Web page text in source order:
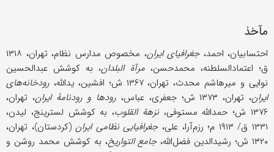
مآخذ
احتسابیان، احمد، جغرافیای ایران
، مخصوص مدارس نظام، تهران، ۱۳۱۸
ق؛ اعتمادالسلطنه، محمدحسن،مرآة البلدان، به کوشش عبدالحسین
نوایی و میرهاشم محدث، تهران، ۱۳۶۷ ش؛ افشین، یدالله،
رودخانه‌های
ایران، تهران، ۱۳۷۳ ش؛ جعفری، عباس، رودها و رودنامۀ ایران، تهران،
۱۳۷۶ ش؛ حمدالله مستوفی،
نزهة القلوب، به کوشش لسترینج، لیدن،
۱۳۳۱ ق/ ۱۹۱۳ م؛ رزم‌آرا، علی،
جغرافیایی نظامی ایران(کردستان)، تهران،
۱۳۲۰ ش؛ رشیدالدین فضل‌الله،
جامع‌ التواریخ، به کوشش محمد روشن و